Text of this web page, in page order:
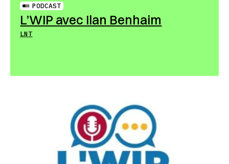
PODCAST
L’WIP avec Ilan Benhaim
LNT